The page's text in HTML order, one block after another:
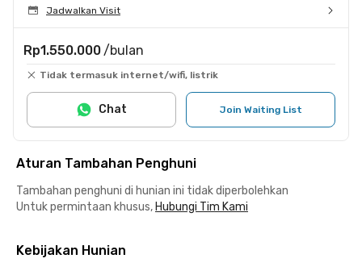
Jadwalkan Visit
Rp1.550.000 /bulan
Tidak termasuk internet/wifi, listrik
Join Waiting List
Chat
Aturan Tambahan Penghuni
Tambahan penghuni di hunian ini tidak diperbolehkan
Untuk permintaan khusus, Hubungi Tim Kami
Kebijakan Hunian